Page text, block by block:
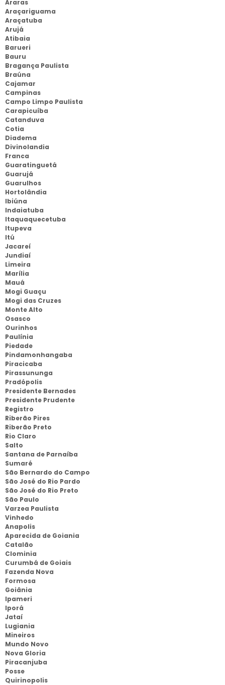
Araras
Araçariguama
Araçatuba
Arujá
Atibaia
Barueri
Bauru
Bragança Paulista
Braúna
Cajamar
Campinas
Campo Limpo Paulista
Carapicuíba
Catanduva
Cotia
Diadema
Divinolandia
Franca
Guaratinguetá
Guarujá
Guarulhos
Hortolândia
Ibiúna
Indaiatuba
Itaquaquecetuba
Itupeva
Itú
Jacareí
Jundiaí
Limeira
Marília
Mauá
Mogi Guaçu
Mogi das Cruzes
Monte Alto
Osasco
Ourinhos
Paulínia
Piedade
Pindamonhangaba
Piracicaba
Pirassununga
Pradópolis
Presidente Bernades
Presidente Prudente
Registro
Riberão Pires
Riberão Preto
Rio Claro
Salto
Santana de Parnaíba
Sumaré
São Bernardo do Campo
São José do Rio Pardo
São José do Rio Preto
São Paulo
Varzea Paulista
Vinhedo
Anapolis
Aparecida de Goiania
Catalão
Clominia
Curumbá de Goiais
Fazenda Nova
Formosa
Goiânia
Ipameri
Iporá
Jataí
Lugiania
Mineiros
Mundo Novo
Nova Gloria
Piracanjuba
Posse
Quirinopolis